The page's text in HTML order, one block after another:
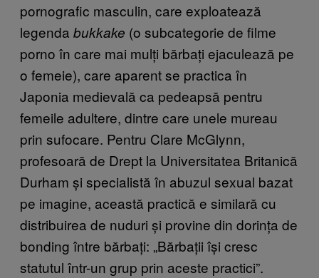
pornografic masculin, care exploatează
legenda bukkake (o subcategorie de filme
porno în care mai mulți bărbați ejaculează pe
o femeie), care aparent se practica în
Japonia medievală ca pedeapsă pentru
femeile adultere, dintre care unele mureau
prin sufocare. Pentru Clare McGlynn,
profesoară de Drept la Universitatea Britanică
Durham și specialistă în abuzul sexual bazat
pe imagine, această practică e similară cu
distribuirea de nuduri și provine din dorința de
bonding între bărbați: „Bărbații își cresc
statutul într-un grup prin aceste practici”.